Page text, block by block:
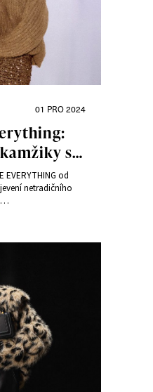
01 PRO 2024
s
EVERYTHING od
netradičního